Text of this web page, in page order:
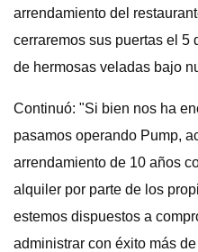
arrendamiento del
cerraremos sus puertas el 5
de hermosas veladas bajo
Continuó: "Si bien nos ha
pasamos operando Pump,
arrendamiento de 10 años
alquiler por parte de los
estemos dispuestos a
administrar con éxito más